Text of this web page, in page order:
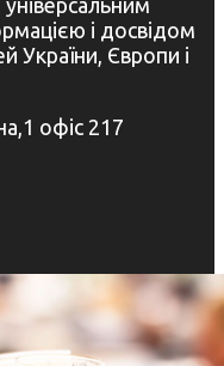
універсальним
і досвідом
України, Європи і
офіс 217